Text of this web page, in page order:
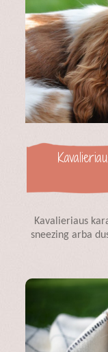
Kavalieriaus
sneezing arba